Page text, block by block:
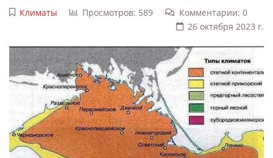
Климаты Просмотров: 589
Комментарии: 0
26 октября 2023 г.